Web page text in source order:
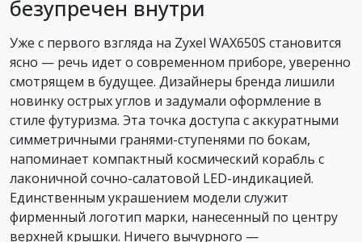
безупречен внутри
Уже с первого взгляда на Zyxel WAX650S становится
ясно — речь идет о современном приборе, уверенно
смотрящем в будущее. Дизайнеры бренда лишили
новинку острых углов и задумали оформление в
стиле футуризма. Эта точка доступа с аккуратными
симметричными гранями-ступенями по бокам,
напоминает компактный космический корабль с
лаконичной сочно-салатовой LED-индикацией.
Единственным украшением модели служит
фирменный логотип марки, нанесенный по центру
верхней крышки. Ничего вычурного —